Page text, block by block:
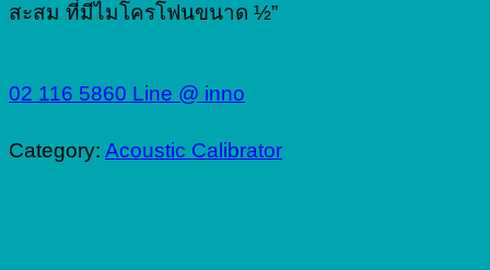
สะสม ที่มีไมโครโฟนขนาด ½”
02 116 5860 Line @ inno
Category: Acoustic Calibrator